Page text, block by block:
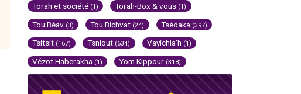
Torah et société (1) Torah-Box & vous (1)
Tou Béav (3) Tou Bichvat (24) Tsédaka (397)
Tsitsit (167) Tsniout (634) Vayichla'h (1)
Vézot Haberakha (1) Yom Kippour (318)